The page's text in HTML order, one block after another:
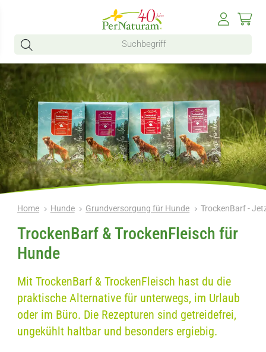
Home Hunde Grundversorgung für Hunde TrockenBarf -
TrockenBarf & TrockenFleisch für
Hunde
Mit TrockenBarf & TrockenFleisch hast du die
praktische Alternative für unterwegs, im Urlaub
oder im Büro. Die Rezepturen sind getreidefrei,
ungekühlt haltbar und besonders ergiebig.